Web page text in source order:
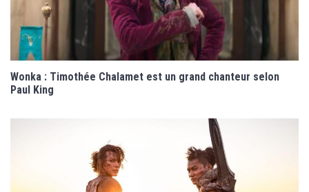
Wonka : Timothée Chalamet est un grand chanteur selon
Paul King